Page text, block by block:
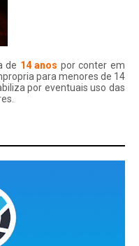
de 14 anos por conter em
para menores de 14
por eventuais uso das